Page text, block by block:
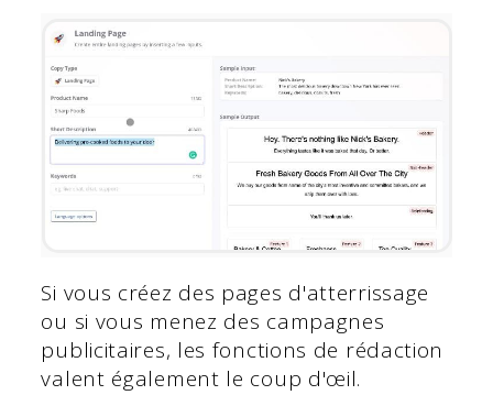
Si vous créez des pages d'atterrissage
ou si vous menez des campagnes
publicitaires, les fonctions de rédaction
valent également le coup d'œil.